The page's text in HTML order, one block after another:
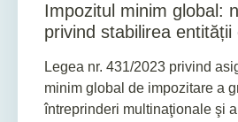
Impozitul minim global:
privind stabilirea
Legea nr. 431/2023 privind
minim global de impozitare a
întreprinderi multinaţionale şi